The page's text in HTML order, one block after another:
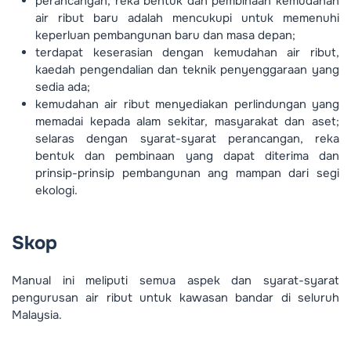
air ribut baru adalah mencukupi untuk memenuhi
keperluan pembangunan baru dan masa depan;
terdapat keserasian dengan kemudahan air ribut,
kaedah pengendalian dan teknik penyenggaraan yang
sedia ada;
kemudahan air ribut menyediakan perlindungan yang
memadai kepada alam sekitar, masyarakat dan aset;
selaras dengan syarat-syarat perancangan, reka
bentuk dan pembinaan yang dapat diterima dan
prinsip-prinsip pembangunan ang mampan dari segi
ekologi.
Skop
Manual ini meliputi semua aspek dan syarat-syarat
pengurusan air ribut untuk kawasan bandar di seluruh
Malaysia.